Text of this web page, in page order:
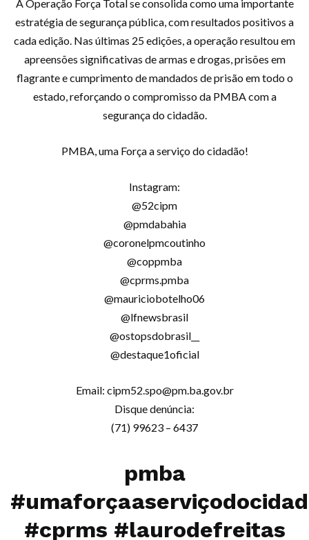
A Operação Força Total se consolida como uma importante
estratégia de segurança pública, com resultados positivos a
cada edição. Nas últimas 25 edições, a operação resultou em
apreensões significativas de armas e drogas, prisões em
flagrante e cumprimento de mandados de prisão em todo o
estado, reforçando o compromisso da PMBA com a
segurança do cidadão.
PMBA, uma Força a serviço do cidadão!
Instagram:
@52cipm
@pmdabahia
@coronelpmcoutinho
@coppmba
@cprms.pmba
@mauriciobotelho06
@lfnewsbrasil
@ostopsdobrasil__
@destaque1oficial
Email: cipm52.spo@pm.ba.gov.br
Disque denúncia:
(71) 99623 – 6437
pmba
#cprms #laurodefreitas